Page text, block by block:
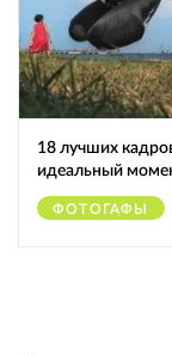
18 лучших
идеальный
ФОТОГАФЫ